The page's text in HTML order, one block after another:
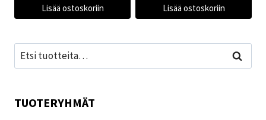
Lisää ostoskoriin Lisää ostoskoriin
Etsi: Haku
TUOTERYHMÄT